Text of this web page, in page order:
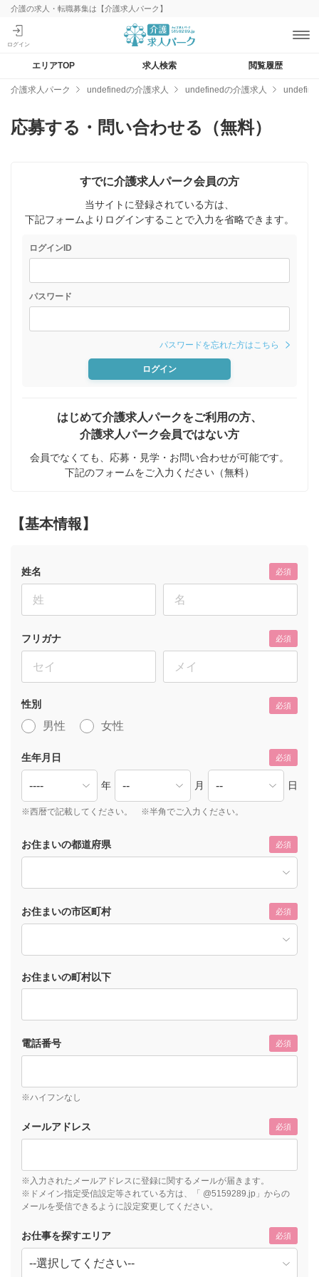
介護の求人・転職募集は【介護求人パーク】
エリアTOP 求人検索 閲覧履歴
介護求人パーク undefinedの介護求人 undefinedの介護求人
応募する・問い合わせる（無料）
すでに介護求人パーク会員の方
当サイトに登録されている方は、
下記フォームよりログインすることで入力を省略できます。
ログインID
パスワード
パスワードを忘れた方はこちら
ログイン
はじめて介護求人パークをご利用の方、
介護求人パーク会員ではない方
会員でなくても、応募・見学・お問い合わせが可能です。
下記のフォームをご入力ください（無料）
【基本情報】
姓名 必須
フリガナ 必須
性別 必須
男性 女性
生年月日 必須
年 月 日
※西暦で記載してください。 ※半角でご入力ください。
お住まいの都道府県 必須
お住まいの市区町村 必須
お住まいの町村以下
電話番号 必須
※ハイフンなし
メールアドレス 必須
※入力されたメールアドレスに登録に関するメールが届きます。
※ドメイン指定受信設定等されている方は、「 @5159289.jp」からの
メールを受信できるように設定変更してください。
お仕事を探すエリア 必須